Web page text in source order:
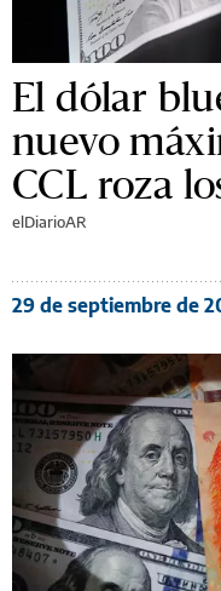
El dólar
nuevo
CCL roza
elDiarioAR
29 de septiembre de